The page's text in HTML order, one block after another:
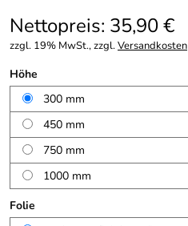
Nettopreis: 35,90 €
zzgl. 19% MwSt., zzgl.Versandkosten
Höhe
300 mm
450 mm
750 mm
1000 mm
Folie